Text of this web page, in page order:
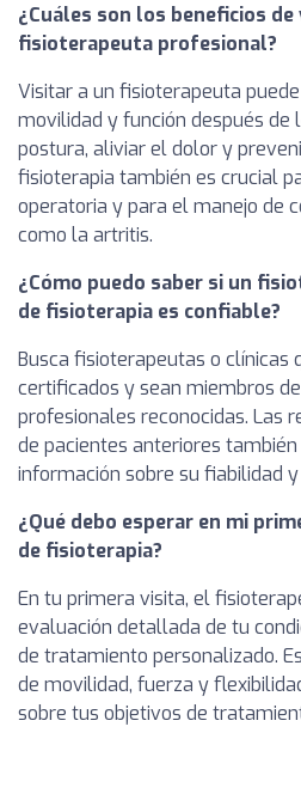
¿Cuáles son los beneficios
fisioterapeuta profesional?
Visitar a un fisioterapeuta
movilidad y función después de
postura, aliviar el dolor y
fisioterapia también es crucial
operatoria y para el manejo de
como la artritis.
¿Cómo puedo saber si un
de fisioterapia es confiable?
Busca fisioterapeutas o clínicas
certificados y sean miembros
profesionales reconocidas. Las
de pacientes anteriores
información sobre su fiabilidad
¿Qué debo esperar en mi
de fisioterapia?
En tu primera visita, el
evaluación detallada de tu
de tratamiento personalizado.
de movilidad, fuerza y
sobre tus objetivos de